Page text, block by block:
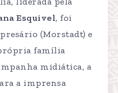
Esquivel, foi
(Morstadt) e
família
midiática, a
a imprensa